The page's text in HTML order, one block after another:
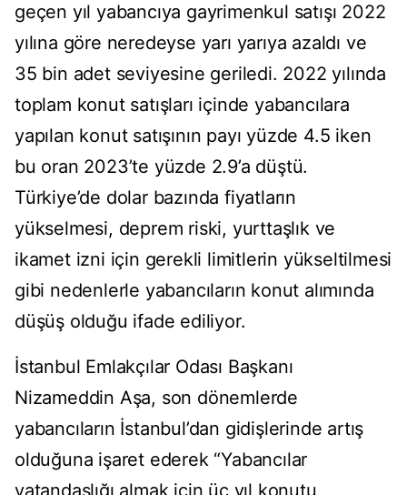
geçen yıl yabancıya gayrimenkul satışı 2022
yılına göre neredeyse yarı yarıya azaldı ve
35 bin adet seviyesine geriledi. 2022 yılında
toplam konut satışları içinde yabancılara
yapılan konut satışının payı yüzde 4.5 iken
bu oran 2023’te yüzde 2.9’a düştü.
Türkiye’de dolar bazında fiyatların
yükselmesi, deprem riski, yurttaşlık ve
ikamet izni için gerekli limitlerin yükseltilmesi
gibi nedenlerle yabancıların konut alımında
düşüş olduğu ifade ediliyor.
İstanbul Emlakçılar Odası Başkanı
Nizameddin Aşa, son dönemlerde
yabancıların İstanbul’dan gidişlerinde artış
olduğuna işaret ederek “Yabancılar